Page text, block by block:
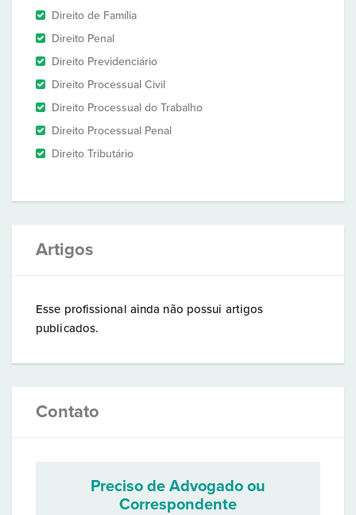
Direito de Família
Direito Penal
Direito Previdenciário
Direito Processual Civil
Direito Processual do Trabalho
Direito Processual Penal
Direito Tributário
Artigos
Esse profissional ainda não possui artigos
publicados.
Contato
Preciso de Advogado ou
Correspondente